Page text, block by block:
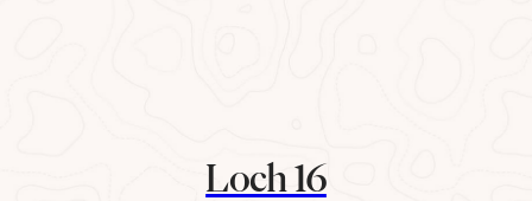
Loch 16